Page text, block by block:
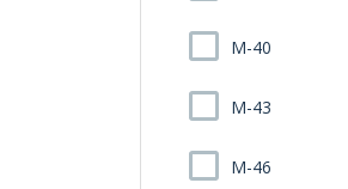
M-40
M-43
M-46